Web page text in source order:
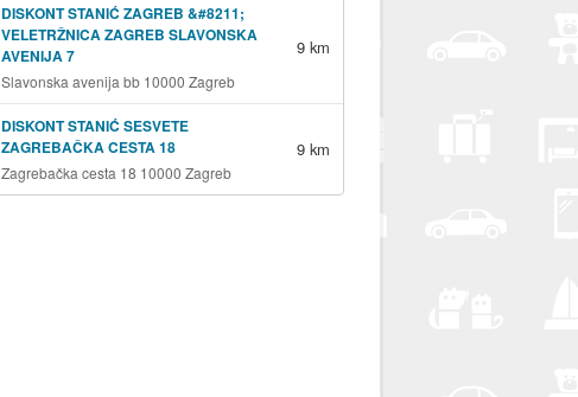
DISKONT STANIĆ ZAGREB &#8211;
VELETRŽNICA ZAGREB SLAVONSKA
AVENIJA 7
Slavonska avenija bb 10000 Zagreb
9 km
DISKONT STANIĆ SESVETE
ZAGREBAČKA CESTA 18
Zagrebačka cesta 18 10000 Zagreb
9 km